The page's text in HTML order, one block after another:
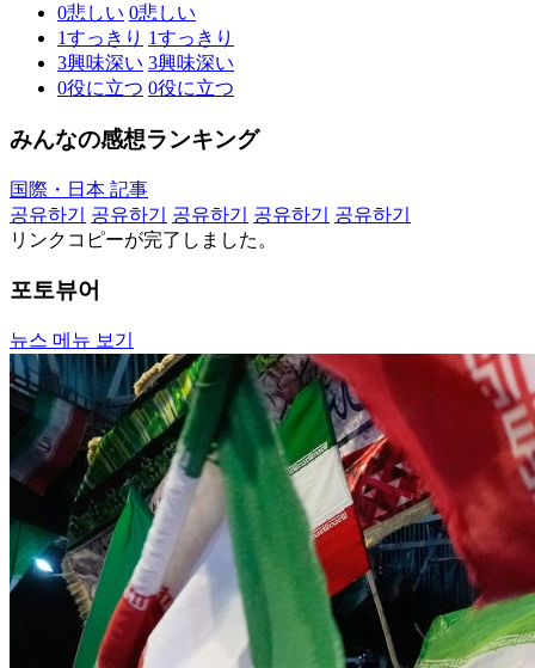
0悲しい 0悲しい
1すっきり 1すっきり
3興味深い 3興味深い
0役に立つ 0役に立つ
みんなの感想ランキング
国際・日本 記事
공유하기
공유하기 공유하기 공유하기
공유하기
リンクコピーが完了しました。
포토뷰어
뉴스 메뉴 보기